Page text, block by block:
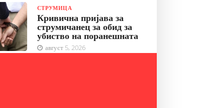
СТРУМИЦА
Кривична пријава за
струмичанец за обид за
убиство на поранешната
август 5, 2026